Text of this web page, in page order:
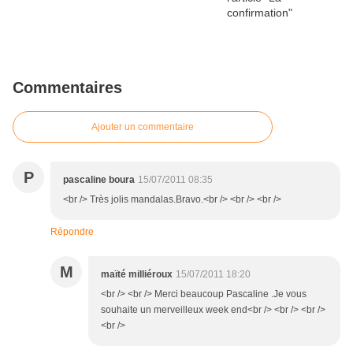
Commentaires
Ajouter un commentaire
P pascaline boura 15/07/2011 08:35
<br /> Très jolis mandalas.Bravo.<br /> <br /> <br />
Répondre
M maïté milliéroux 15/07/2011 18:20
<br /> <br /> Merci beaucoup Pascaline .Je vous
souhaite un merveilleux week end<br /> <br /> <br />
<br />